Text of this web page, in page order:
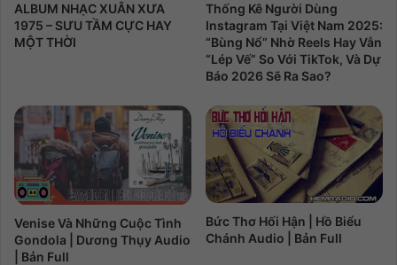
ALBUM NHẠC XUÂN XƯA
1975 – SƯU TẦM CỰC HAY
MỘT THỜI
Thống Kê Người Dùng
Instagram Tại Việt Nam 2025:
“Bùng Nổ” Nhờ Reels Hay Vẫn
“Lép Vế” So Với TikTok, Và Dự
Báo 2026 Sẽ Ra Sao?
Venise Và Những Cuộc Tình
Gondola | Dương Thụy Audio
| Bản Full
Bức Thơ Hối Hận | Hồ Biểu
Chánh Audio | Bản Full